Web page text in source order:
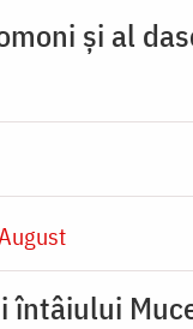
şi al
întâiului